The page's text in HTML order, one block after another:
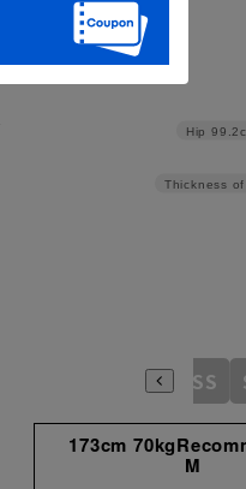
Thickness
Hip
3S SS
173cm
M